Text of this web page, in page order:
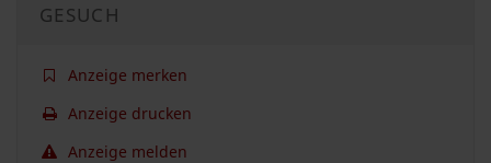
GESUCH
Anzeige merken
Anzeige drucken
Anzeige melden